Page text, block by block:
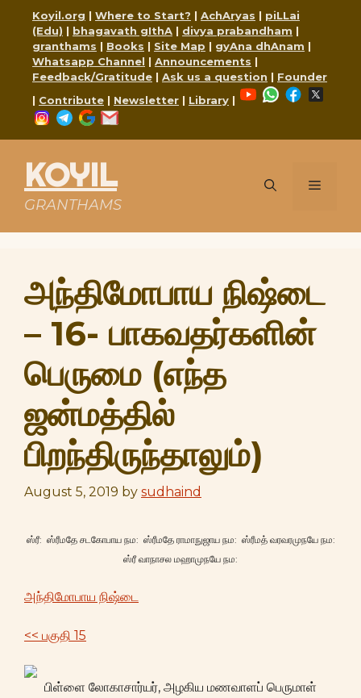
content
Koyil.org | Where to Start? | AchAryas | piLLai
(Edu) | bhagavath gIthA | divya prabandham |
granthams | Books | Site Map | gyAna dhAnam |
Whatsapp Channel | Announcements |
Feedback/Gratitude | Ask us a question | Founder
| Contribute | Newsletter | Library |
YouTubeWhatsApp
Facebook
Instagram
Telegram
Google
KOYIL
GRANTHAMS
Menu
அந்திமோபாய நிஷ்டை
– 16- பாகவதர்களின்
பெருமை (எந்த
ஜன்மத்தில்
பிறந்திருந்தாலும்)
August 5, 2019 by sudhaind
ஸ்ரீ: ஸ்ரீமதே சடகோபாய நம: ஸ்ரீமதே ராமாநுஜாய நம: ஸ்ரீமத் வரவரமுநயே நம:
ஸ்ரீ வாநாசல மஹாமுநயே நம:
அந்திமோபாய நிஷ்டை
<< பகுதி 15
பிள்ளை லோகாசார்யர், அழகிய மணவாளப் பெருமாள்